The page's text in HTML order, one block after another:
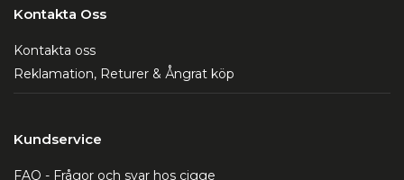
Kontakta Oss
Kontakta oss
Reklamation, Returer & Ångrat köp
Kundservice
FAQ - Frågor och svar hos cigge